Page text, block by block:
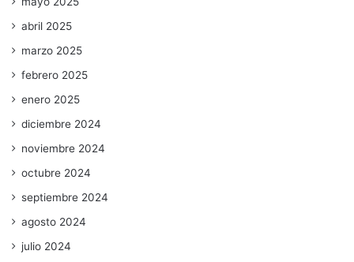
abril 2025
marzo 2025
febrero 2025
enero 2025
diciembre 2024
noviembre 2024
octubre 2024
septiembre 2024
agosto 2024
julio 2024